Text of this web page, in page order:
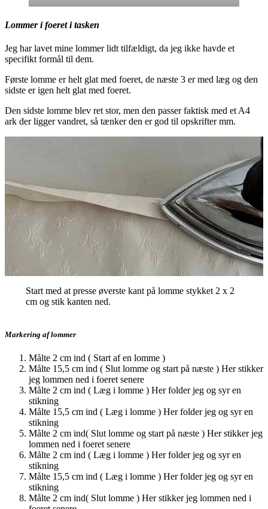
Lommer i foeret i tasken
Jeg har lavet mine lommer lidt tilfældigt, da jeg ikke havde et
specifikt formål til dem.
Første lomme er helt glat med foeret, de næste 3 er med læg og den
sidste er igen helt glat med foeret.
Den sidste lomme blev ret stor, men den passer faktisk med et A4
ark der ligger vandret, så tænker den er god til opskrifter mm.
Start med at presse øverste kant på lomme stykket 2 x 2
cm og stik kanten ned.
Markering af lommer
Målte 2 cm ind ( Start af en lomme )
Målte 15,5 cm ind ( Slut lomme og start på næste ) Her stikker
jeg lommen ned i foeret senere
Målte 2 cm ind ( Læg i lomme ) Her folder jeg og syr en
stikning
Målte 15,5 cm ind ( Læg i lomme ) Her folder jeg og syr en
stikning
Målte 2 cm ind( Slut lomme og start på næste ) Her stikker jeg
lommen ned i foeret senere
Målte 2 cm ind ( Læg i lomme ) Her folder jeg og syr en
stikning
Målte 15,5 cm ind ( Læg i lomme ) Her folder jeg og syr en
stikning
Målte 2 cm ind( Slut lomme ) Her stikker jeg lommen ned i